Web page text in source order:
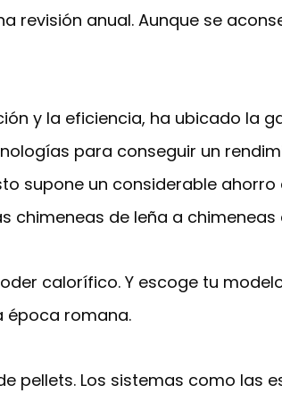
revisión anual. Aunque se
y la eficiencia, ha ubicado la
para conseguir un
supone un considerable ahorro
chimeneas de leña a chimeneas
calorífico. Y escoge tu
época romana.
pellets. Los sistemas como las